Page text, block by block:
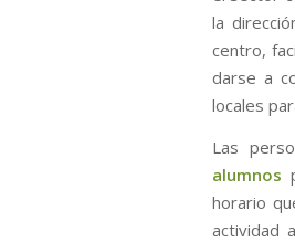
la
centro,
darse a
locales
Las
alumnos
horario
actividad